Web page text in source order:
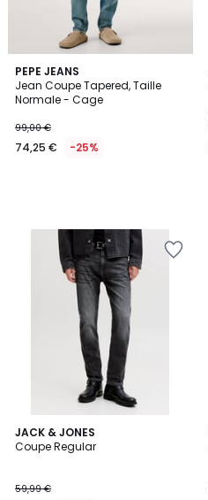
PEPE JEANS
Jean Coupe Tapered, Taille
Normale - Cage
99,00 €
74,25 € -25%
JACK & JONES
Coupe Regular
59,99 €